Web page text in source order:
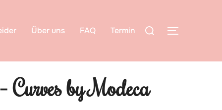
Über uns FAQ Termin
by Modeca